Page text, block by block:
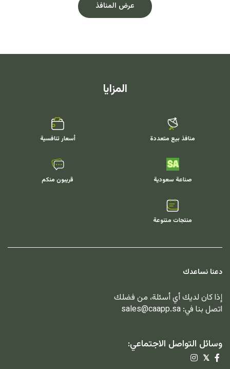
عرض المنافذ
المزايا
منافذ بيع متعددة أسعار تنافسية
صناعة سعودية قريبون منكم
منتجات متنوعة
دعنا نساعدك
إذا كان لديك أي أسئلة، من فضلك
اتصل بنا في: sales@caapp.sa
وسائل التواصل الاجتماعي:
𝕏